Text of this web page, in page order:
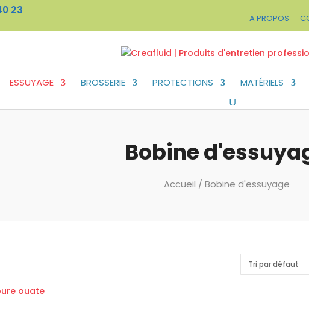
23
A PROPOS
ESSUYAGE BROSSERIE PROTECTIONS MATÉRIELS
Bobine
Accueil / Bobine d'essuyage